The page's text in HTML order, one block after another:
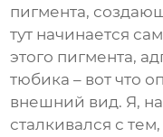
пигмента,
тут начинается
этого пигмента,
тюбика – вот что
внешний вид. Я,
сталкивался с